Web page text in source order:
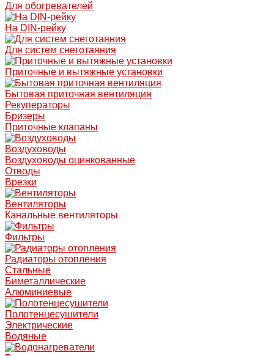
Для обогревателей
На DIN-рейку
Для систем снеготаяния
Приточные и вытяжные установки
Бытовая приточная вентиляция
Рекуператоры
Бризеры
Приточные клапаны
Воздуховоды
Воздуховоды оцинкованные
Отводы
Врезки
Вентиляторы
Канальные вентиляторы
Фильтры
Радиаторы отопления
Стальные
Биметаллические
Алюминиевые
Полотенцесушители
Электрические
Водяные